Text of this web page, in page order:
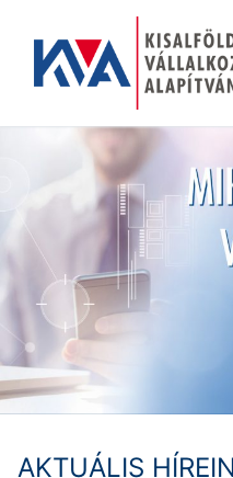
tartalomra
AKTUÁLIS